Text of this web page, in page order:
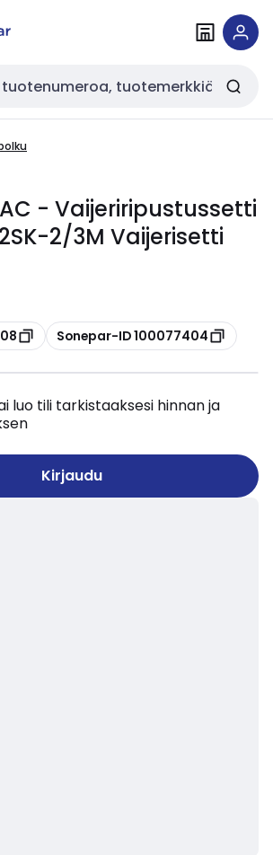
- Vaijeriripustussetti
2/3M Vaijerisetti
Kopioi
Sonepar-ID 100077404
luo tili tarkistaaksesi hinnan ja
Kirjaudu